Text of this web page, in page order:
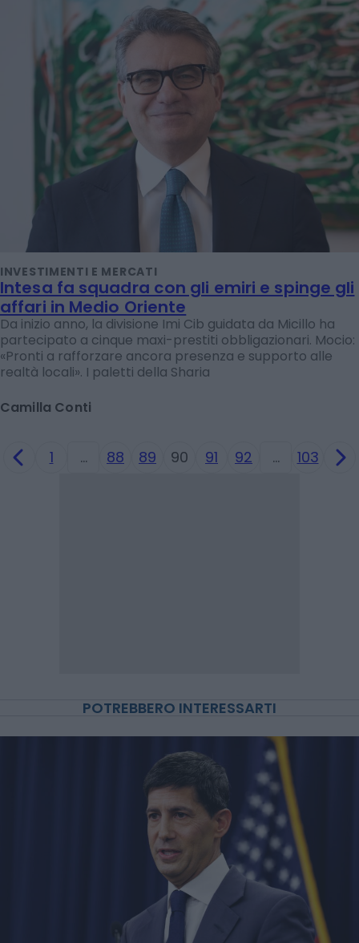
INVESTIMENTI E MERCATI
Intesa fa squadra con gli emiri e spinge gli
affari in Medio Oriente
Da inizio anno, la divisione Imi Cib guidata da Micillo ha
partecipato a cinque maxi-prestiti obbligazionari. Mocio:
«Pronti a rafforzare ancora presenza e supporto alle
realtà locali». I paletti della Sharia
Camilla Conti
1 … 88 89 90 91 92 … 103
POTREBBERO INTERESSARTI